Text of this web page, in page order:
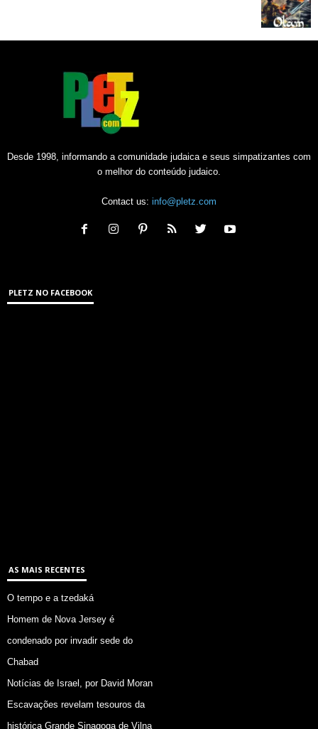
Desde 1998, informando a comunidade judaica e seus simpatizantes com
o melhor do conteúdo judaico.
Contact us: info@pletz.com
PLETZ NO FACEBOOK
AS MAIS RECENTES
O tempo e a tzedaká
Homem de Nova Jersey é
condenado por invadir sede do
Chabad
Notícias de Israel, por David Moran
Escavações revelam tesouros da
histórica Grande Sinagoga de Vilna